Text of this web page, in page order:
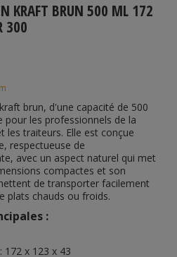
KRAFT BRUN 500 ML 172
300
brun, d'une capacité de 500
pour les professionnels de la
les traiteurs. Elle est conçue
respectueuse de
avec un aspect naturel qui met
compactes et son
de transporter facilement
plats chauds ou froids.
:
: 172 x 123 x 43